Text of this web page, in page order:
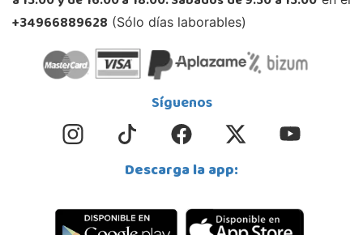
+34966889628 (Sólo días laborables)
Síguenos
Descarga la app: